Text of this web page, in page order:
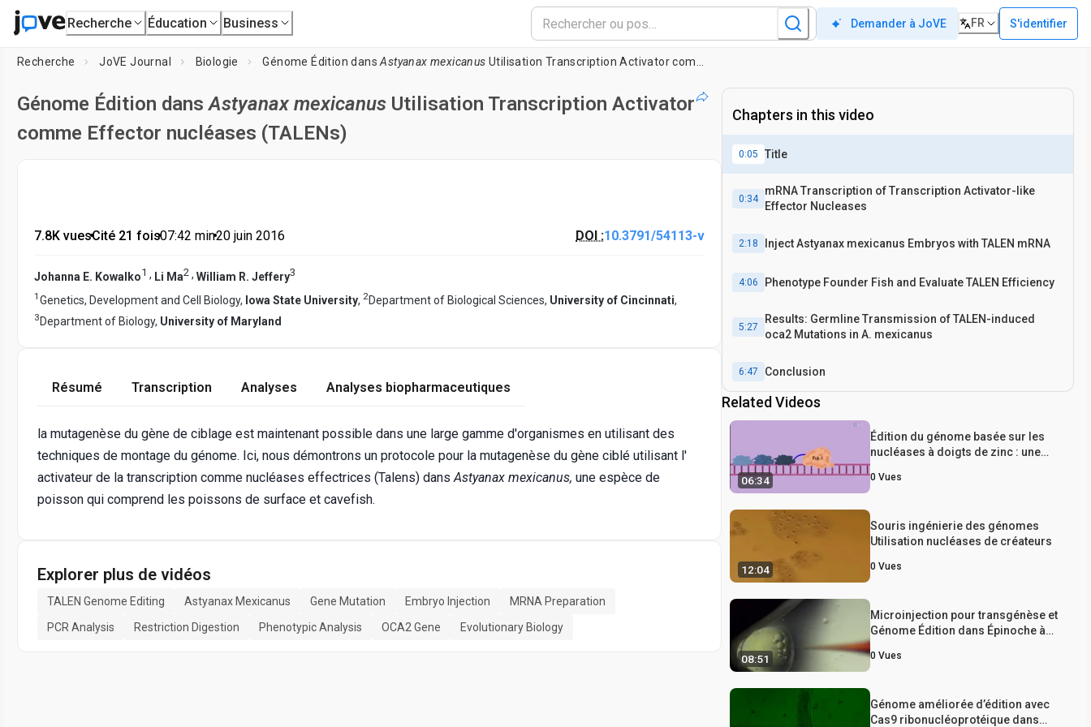
Recherche Éducation Business Demander à JoVE FR S'identifier
Recherche JoVE Journal Biologie Génome Édition dans Astyanax mexicanus Utilisation Transcription Activator comme Effector nucléases (TALENs)
Génome Édition dans Astyanax mexicanus Utilisation Transcription Activator
comme Effector nucléases (TALENs)
7.8K vues•Cité 21 fois•07:42 min•20 juin 2016 DOI :10.3791/54113-v
Johanna E. Kowalko1 , Li Ma2 , William R. Jeffery3
1 Genetics, Development and Cell Biology, Iowa State University, 2Department of Biological Sciences, University of Cincinnati,
3 Department of Biology, University of Maryland
Résumé Transcription Analyses Analyses biopharmaceutiques
la mutagenèse du gène de ciblage est maintenant possible dans une large gamme d'organismes en utilisant des
techniques de montage du génome. Ici, nous démontrons un protocole pour la mutagenèse du gène ciblé utilisant l'
activateur de la transcription comme nucléases effectrices (Talens) dansAstyanax mexicanus, une espèce de
poisson qui comprend les poissons de surface et cavefish.
Explorer plus de vidéos
TALEN Genome Editing Astyanax Mexicanus Gene Mutation Embryo Injection
MRNA Preparation
PCR Analysis
Restriction Digestion Phenotypic Analysis OCA2 Gene Evolutionary Biology
Chapters in this video
0:05 Title
0:34
mRNA Transcription of Transcription Activator-like
Effector Nucleases
2:18 Inject Astyanax mexicanus Embryos with TALEN mRNA
4:06 Phenotype Founder Fish and Evaluate TALEN Efficiency
5:27
Results: Germline Transmission of TALEN-induced
oca2 Mutations in A. mexicanus
6:47 Conclusion
Related Videos
06:34
Édition du génome basée sur les
nucléases à doigts de zinc : une
génome dans les cellules souches
dépendant de l’homologie double
brin
0 Vues
12:04
Souris ingénierie des génomes
Utilisation nucléases de créateurs
0 Vues
08:51
Microinjection pour transgénèse et
Génome Édition dans Épinoche à
0 Vues
Génome améliorée d’édition avec
Cas9 ribonucléoprotéique dans